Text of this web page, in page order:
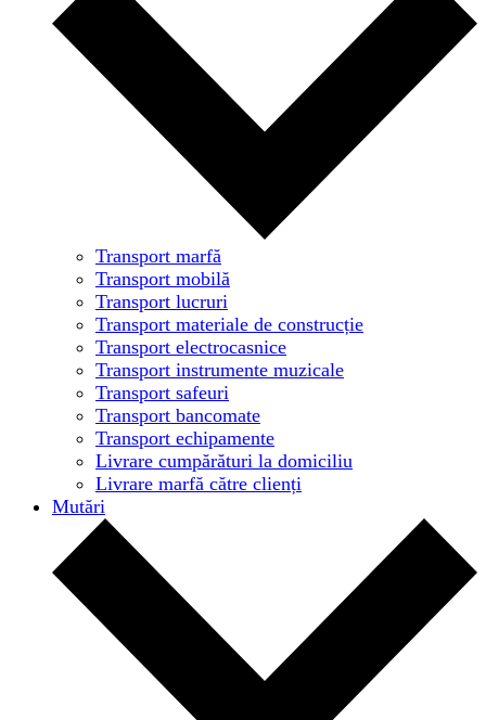
Transport marfă
Transport mobilă
Transport lucruri
Transport materiale de construcție
Transport electrocasnice
Transport instrumente muzicale
Transport safeuri
Transport bancomate
Transport echipamente
Livrare cumpărături la domiciliu
Livrare marfă către clienți
Mutări